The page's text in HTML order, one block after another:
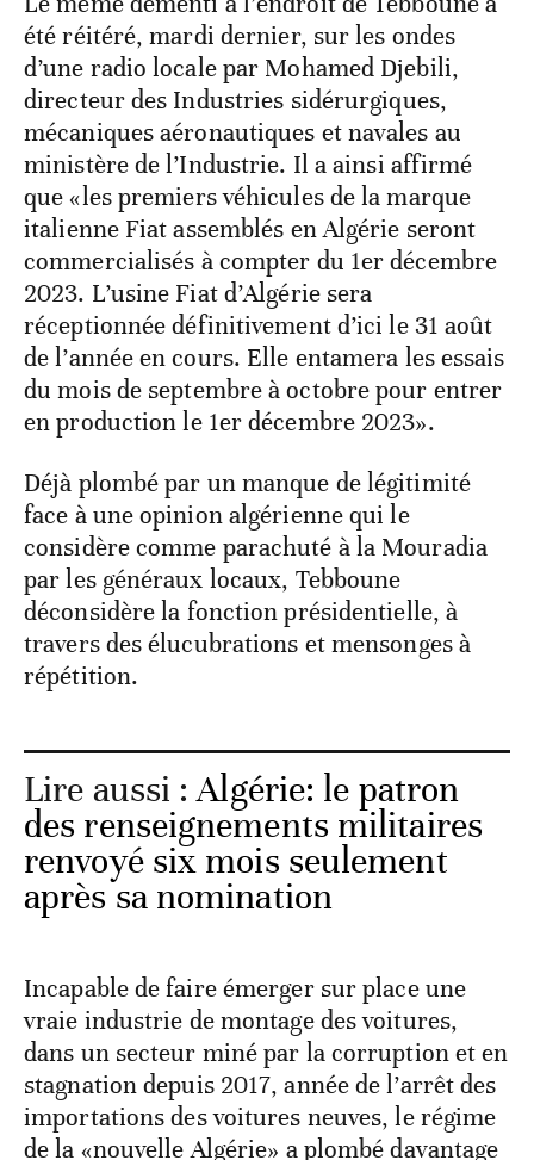
été réitéré, mardi dernier, sur les ondes
d’une radio locale par Mohamed Djebili,
directeur des Industries sidérurgiques,
mécaniques aéronautiques et navales au
ministère de l’Industrie. Il a ainsi affirmé
que «les premiers véhicules de la marque
italienne Fiat assemblés en Algérie seront
commercialisés à compter du 1er décembre
2023. L’usine Fiat d’Algérie sera
réceptionnée définitivement d’ici le 31 août
de l’année en cours. Elle entamera les essais
du mois de septembre à octobre pour entrer
en production le 1er décembre 2023».
Déjà plombé par un manque de légitimité
face à une opinion algérienne qui le
considère comme parachuté à la Mouradia
par les généraux locaux, Tebboune
déconsidère la fonction présidentielle, à
travers des élucubrations et mensonges à
répétition.
Lire aussi :Algérie: le patron
des renseignements militaires
renvoyé six mois seulement
après sa nomination
Incapable de faire émerger sur place une
vraie industrie de montage des voitures,
dans un secteur miné par la corruption et en
stagnation depuis 2017, année de l’arrêt des
importations des voitures neuves, le régime
de la «nouvelle Algérie» a plombé davantage